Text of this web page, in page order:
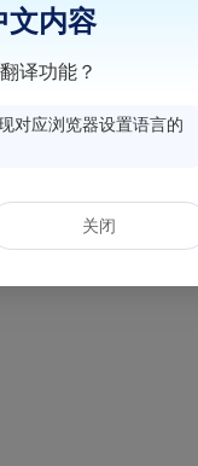
9月4日启用。
文内容
译功能？
对应浏览器设置语言的
关闭